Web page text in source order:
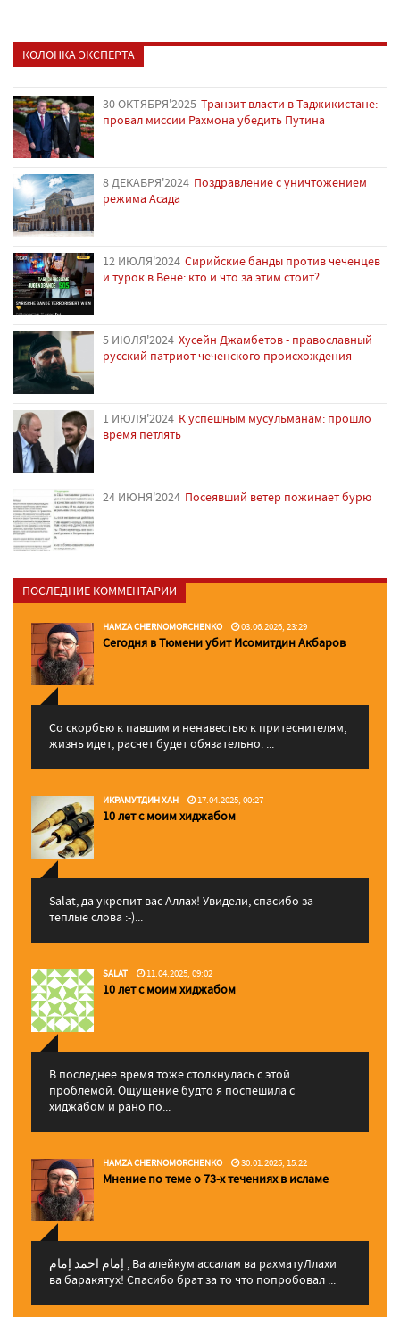
КОЛОНКА ЭКСПЕРТА
30 ОКТЯБРЯ'2025 Транзит власти в Таджикистане:
провал миссии Рахмона убедить Путина
8 ДЕКАБРЯ'2024 Поздравление с уничтожением
режима Асада
12 ИЮЛЯ'2024 Сирийские банды против чеченцев
и турок в Вене: кто и что за этим стоит?
5 ИЮЛЯ'2024 Хусейн Джамбетов - православный
русский патриот чеченского происхождения
1 ИЮЛЯ'2024 К успешным мусульманам: прошло
время петлять
24 ИЮНЯ'2024 Посеявший ветер пожинает бурю
ПОСЛЕДНИЕ КОММЕНТАРИИ
HAMZA CHERNOMORCHENKO 03.06.2026, 23:29
Сегодня в Тюмени убит Исомитдин Акбаров
Со скорбью к павшим и ненавестью к притеснителям,
жизнь идет, расчет будет обязательно. ...
ИКРАМУТДИН ХАН 17.04.2025, 00:27
10 лет с моим хиджабом
Salat, да укрепит вас Аллаx! Увидели, спасибо за
теплые слова :-)...
SALAT 11.04.2025, 09:02
10 лет с моим хиджабом
В последнее время тоже столкнулась с этой
проблемой. Ощущение будто я поспешила с
хиджабом и рано по...
HAMZA CHERNOMORCHENKO 30.01.2025, 15:22
Мнение по теме о 73-х течениях в исламе
إمام احمد إمام , Ва алейкум ассалам ва рахматуЛлахи
ва баракятух! Спасибо брат за то что попробовал ...